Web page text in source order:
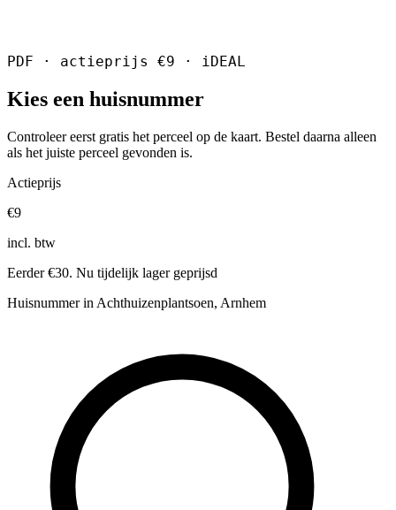
PDF · actieprijs €9 · iDEAL
Kies een huisnummer
Controleer eerst gratis het perceel op de kaart. Bestel daarna alleen
als het juiste perceel gevonden is.
Actieprijs
€9
incl. btw
Eerder €30. Nu tijdelijk lager geprijsd
Huisnummer in Achthuizenplantsoen, Arnhem